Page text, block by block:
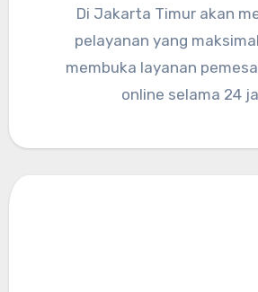
Di Jakarta Timur akan
pelayanan yang
membuka layanan
online selama 24